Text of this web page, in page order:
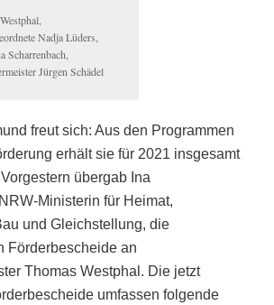
Nadja Lüders,
Scharrenbach,
Jürgen Schädel
freut sich: Aus den Programmen
erhält sie für 2021 insgesamt
übergab Ina
Ministerin für Heimat,
und Gleichstellung, die
Förderbescheide an
Thomas Westphal. Die jetzt
umfassen folgende